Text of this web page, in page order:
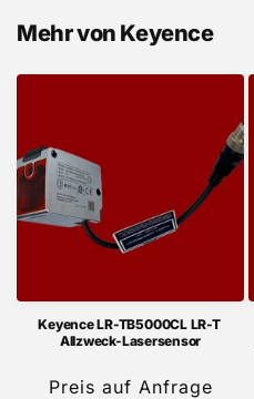
Mehr von Keyence
Keyence LR-TB5000CL LR-T
Allzweck-Lasersensor
Preis auf Anfrage